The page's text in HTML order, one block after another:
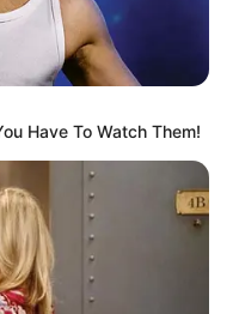
plastikowe
plastikowe Kino Świat
plastikowe Kino Świat
animacja
Have To Watch Them!